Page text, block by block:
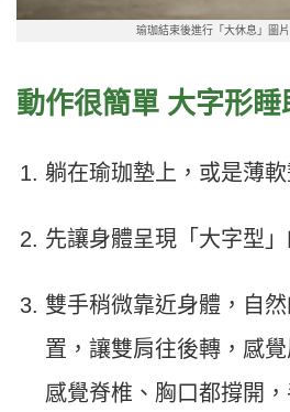
瑜珈結束後進行「大休息」圖
動作很簡單 大字形睡
躺在瑜珈墊上，或是薄軟
先讓身體呈現「大字型」
雙手稍微靠近身體，自
置，讓雙肩往後轉，感
感覺脊椎、胸口都撐開，